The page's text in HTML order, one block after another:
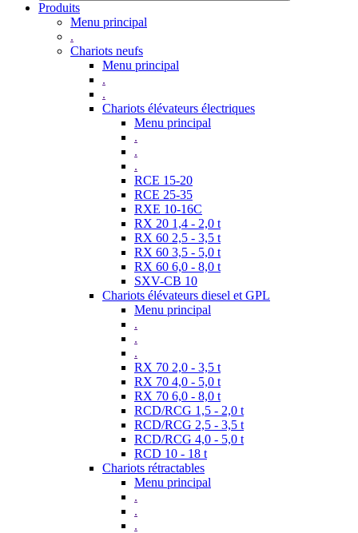
Produits
Menu principal
.
Chariots neufs
Menu principal
.
.
Chariots élévateurs électriques
Menu principal
.
.
.
RCE 15-20
RCE 25-35
RXE 10-16C
RX 20 1,4 - 2,0 t
RX 60 2,5 - 3,5 t
RX 60 3,5 - 5,0 t
RX 60 6,0 - 8,0 t
SXV-CB 10
Chariots élévateurs diesel et GPL
Menu principal
.
.
.
RX 70 2,0 - 3,5 t
RX 70 4,0 - 5,0 t
RX 70 6,0 - 8,0 t
RCD/RCG 1,5 - 2,0 t
RCD/RCG 2,5 - 3,5 t
RCD/RCG 4,0 - 5,0 t
RCD 10 - 18 t
Chariots rétractables
Menu principal
.
.
.